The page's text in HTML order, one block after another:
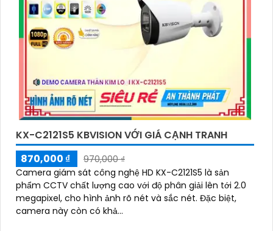
KX-C2121S5 KBVISION VỚI GIÁ CẠNH TRANH
870,000 ₫
970,000 ₫
Camera giám sát công nghệ HD KX-C2121S5 là sản
phẩm CCTV chất lượng cao với độ phân giải lên tới 2.0
megapixel, cho hình ảnh rõ nét và sắc nét. Đặc biệt,
camera này còn có khả...